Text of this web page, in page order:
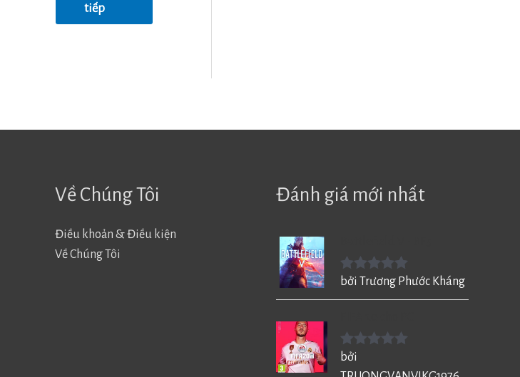
tiếp
Về Chúng Tôi
Điều khoản & Điều kiện
Về Chúng Tôi
Đánh giá mới nhất
Được xếp
bởi Trương Phước Kháng
Được xếp
hạng5 5
bởi